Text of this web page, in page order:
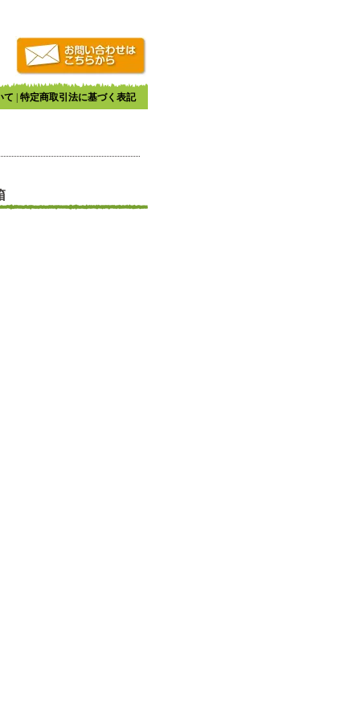
て 特定商取引法に基づく表記